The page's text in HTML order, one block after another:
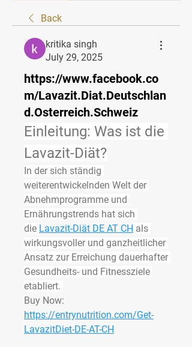
Back
kritika singh
July 29, 2025
https://www.facebook.co
m/Lavazit.Diat.Deutschlan
d.Osterreich.Schweiz
Einleitung: Was ist die
Lavazit-Diät?
In der sich ständig
weiterentwickelnden Welt der
Abnehmprogramme und
Ernährungstrends hat sich
die Lavazit-Diät DE AT CH als
wirkungsvoller und ganzheitlicher
Ansatz zur Erreichung dauerhafter
Gesundheits- und Fitnessziele
etabliert.
Buy Now:
https://entrynutrition.com/Get-
LavazitDiet-DE-AT-CH